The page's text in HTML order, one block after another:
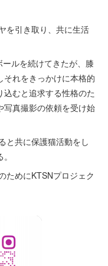
を引き取り、共に生活
ルを続けてきたが、膝
れをきっかけに本格的
むと追求する性格のた
写真撮影の依頼を受け始
と共に保護猫活動をし
ためにKTSNプロジェク